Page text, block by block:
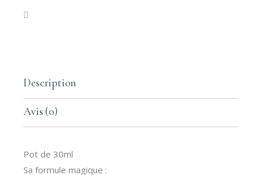
Description
Avis (0)
Pot de 30ml
Sa formule magique :